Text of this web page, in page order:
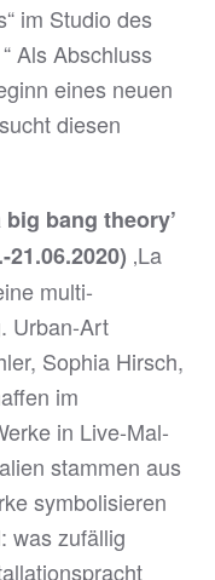
im Studio des
Als Abschluss
eines neuen
diesen
big bang theory’
21.06.2020) ‚La
multi-
Urban-Art
Sophia Hirsch,
im
in Live-Mal-
stammen aus
symbolisieren
was zufällig